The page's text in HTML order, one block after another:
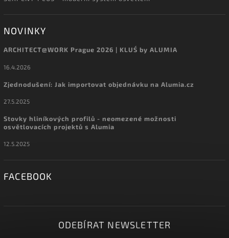
NOVINKY
ARCHITECT@WORK Prague 2026 | KLUŚ by ALUMIA
16.4.2026
Zjednodušení: Jak importovat objednávku na Alumia.cz
27.5.2025
Stovky hliníkových profilů - neomezené možnosti
osvětlovacích projektů s Alumia
12.5.2025
FACEBOOK
ODEBÍRAT NEWSLETTER